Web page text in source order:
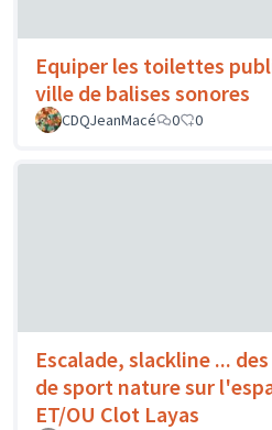
Equiper les toilettes
ville de balises sonores
CDQJeanMacé
0 0
Escalade, slackline ...
de sport nature sur
ET/OU Clot Layas